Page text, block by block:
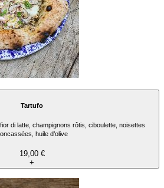
Tartufo
di latte, champignons rôtis, ciboulette, noisettes
huile d’olive
19,00 €
+